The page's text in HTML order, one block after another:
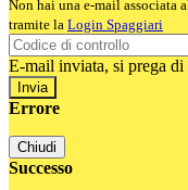
Non hai una e-mail associata
tramite la Login Spaggiari
E-mail inviata, si prega di
Errore
Chiudi
Successo